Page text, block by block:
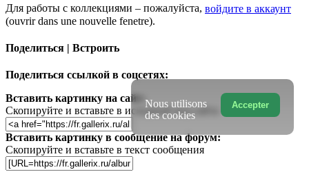
Для работы с коллекциями – пожалуйста, войдите в аккаунт
(ouvrir dans une nouvelle fenetre).
Поделиться | Встроить
Поделиться ссылкой в соцсетях:
Вставить картинку на сайт:
Скопируйте и вставьте в исходный код сайта
Вставить картинку в сообщение на форум:
Скопируйте и вставьте в текст сообщения
Accepter
Nous utilisons
des cookies